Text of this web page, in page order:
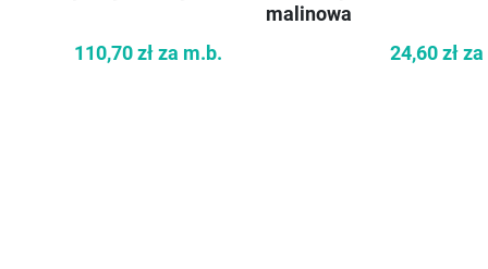
110,70 złza m.b.
malinowa
24,60 złza